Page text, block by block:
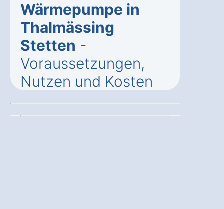
Wärmepumpe in
Thalmässing
Stetten -
Voraussetzungen,
Nutzen und Kosten